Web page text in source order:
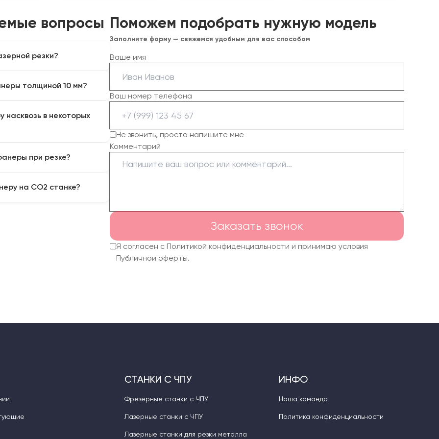
вопросы
резки?
и дает красивый
на кромке и выделяя
толщиной 10 мм?
100-130 Вт
можно, но скорость
насквозь в некоторых
влажности, энергии
при резке?
в соты). Также помогает
на CO2 станке?
Поможем подобрать нужную модель
Заполните форму — свяжемся удобным для вас способом
Ваше имя
Ваш номер телефона
Не звонить, просто напишите мне
Комментарий
Заказать звонок
Я согласен с Политикой конфиденциальности и принимаю условия
Публичной оферты.
СТАНКИ С ЧПУ
Фрезерные станки с ЧПУ
Лазерные станки с ЧПУ
Лазерные станки для резки металла
ИНФО
Наша команда
Политика конфиденциальности